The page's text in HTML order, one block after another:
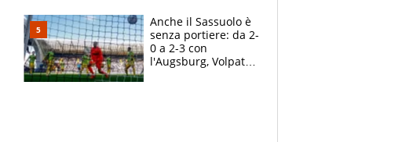
Anche il Sassuolo è
senza portiere: da 2-
0 a 2-3 con
l'Augsburg, Volpato